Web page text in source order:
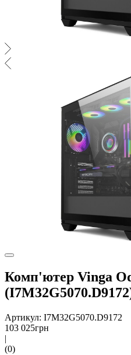
Комп'ютер Vinga
Артикул: I7M32G5070.D9172
103 025грн
|
(0)